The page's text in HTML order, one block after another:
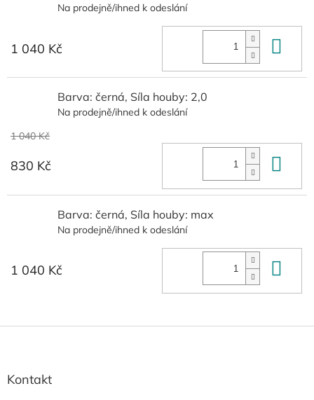
Na prodejně/ihned k odeslání
1 040 Kč
Barva: černá, Síla houby: 2,0
Na prodejně/ihned k odeslání
1 040 Kč
830 Kč
Barva: černá, Síla houby: max
Na prodejně/ihned k odeslání
1 040 Kč
Z
Kontakt